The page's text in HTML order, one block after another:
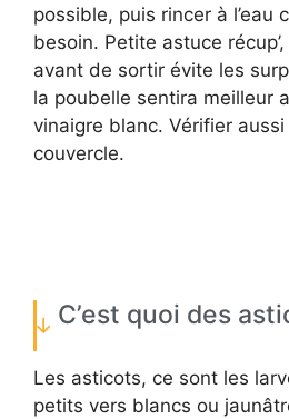
possible, puis rincer à l’eau
besoin. Petite astuce
avant de sortir évite les
la poubelle sentira meilleur
vinaigre blanc. Vérifier
couvercle.
C’est quoi des
Les asticots, ce sont les
petits vers blancs ou